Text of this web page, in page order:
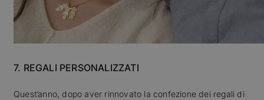
7. REGALI PERSONALIZZATI
Quest’anno, dopo aver rinnovato la confezione dei regali di